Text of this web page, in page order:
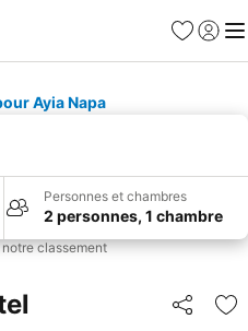
Favoris
Se
Ayia Napa
Personnes et chambres
2 personnes, 1 chambre
classement
Partager